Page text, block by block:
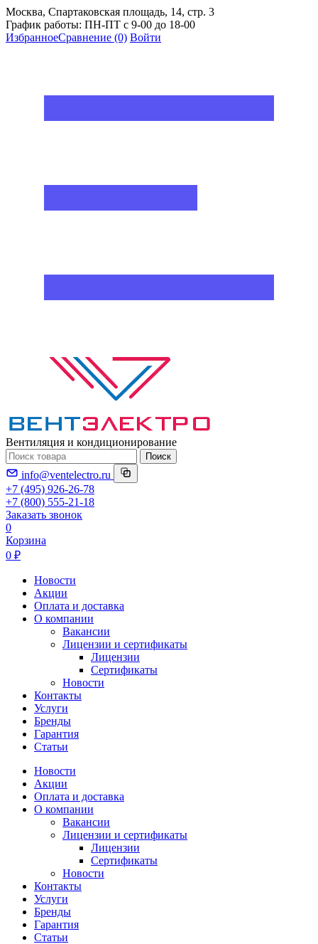
Москва, Спартаковская площадь, 14, стр. 3
График работы: ПН-ПТ с 9-00 до 18-00
ИзбранноеСравнение (0) Войти
Вентиляция и кондиционирование
Поиск
info@ventelectro.ru
+7 (495) 926-26-78
+7 (800) 555-21-18
Заказать звонок
0
Корзина
0 ₽
Новости
Акции
Оплата и доставка
О компании
Вакансии
Лицензии и сертификаты
Лицензии
Сертификаты
Новости
Контакты
Услуги
Бренды
Гарантия
Статьи
Новости
Акции
Оплата и доставка
О компании
Вакансии
Лицензии и сертификаты
Лицензии
Сертификаты
Новости
Контакты
Услуги
Бренды
Гарантия
Статьи